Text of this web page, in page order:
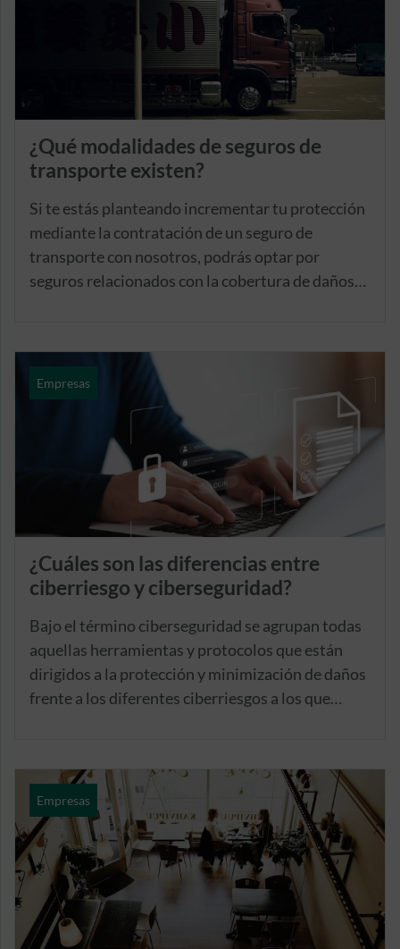
¿Qué modalidades de seguros de
transporte existen?
Si te estás planteando incrementar tu protección
mediante la contratación de un seguro de
transporte con nosotros, podrás optar por
seguros relacionados con la cobertura de daños
multirriesgo para transportistas.
Empresas
¿Cuáles son las diferencias entre
ciberriesgo y ciberseguridad?
Bajo el término ciberseguridad se agrupan todas
aquellas herramientas y protocolos que están
dirigidos a la protección y minimización de daños
frente a los diferentes ciberriesgos a los que
Empresas